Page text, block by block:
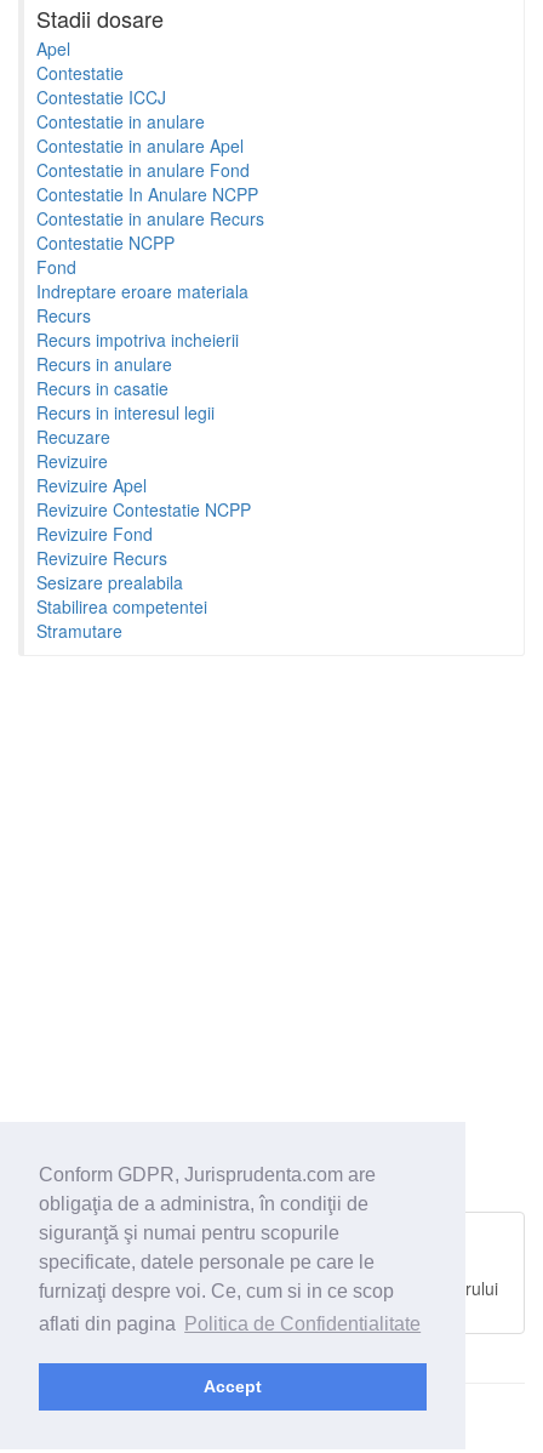
Conform GDPR, Jurisprudenta.com are
obligaţia de a administra, în condiţii de
siguranţă şi numai pentru scopurile
specificate, datele personale pe care le
furnizaţi despre voi. Ce, cum si in ce scop
aflati din pagina
Politica de Confidentialitate
Accept
Stadii dosare
Apel
Contestatie
Contestatie ICCJ
Contestatie in anulare
Contestatie in anulare Apel
Contestatie in anulare Fond
Contestatie In Anulare NCPP
Contestatie in anulare Recurs
Contestatie NCPP
Fond
Indreptare eroare materiala
Recurs
Recurs impotriva incheierii
Recurs in anulare
Recurs in casatie
Recurs in interesul legii
Recuzare
Revizuire
Revizuire Apel
Revizuire Contestatie NCPP
Revizuire Fond
Revizuire Recurs
Sesizare prealabila
Stabilirea competentei
Stramutare
Dosar 1799/35/2006 din 05.06.2006
Curtea de Apel Oradea
plângere împotriva rezoluţiilor sau ordonanţelor procurorului
de netrimitere în judecată (art.278 ind.1 C.p.p.);